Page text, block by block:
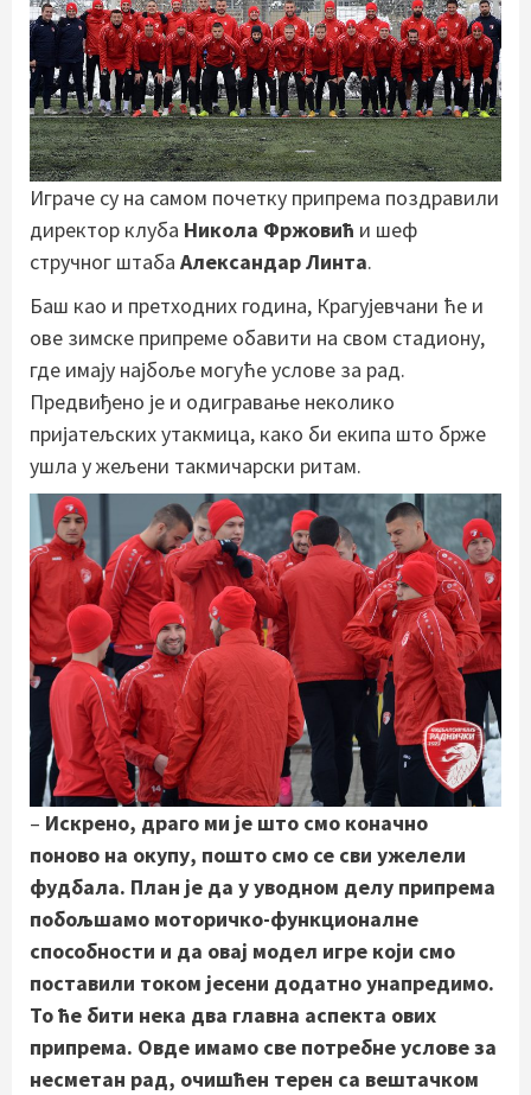
Играче су на самом почетку припрема поздравили
директор клуба Никола Фржовић и шеф
стручног штаба Александар Линта.
Баш као и претходних година, Крагујевчани ће и
ове зимске припреме обавити на свом стадиону,
где имају најбоље могуће услове за рад.
Предвиђено је и одигравање неколико
пријатељских утакмица, како би екипа што брже
ушла у жељени такмичарски ритам.
– Искрено, драго ми је што смо коначно
поново на окупу, пошто смо се сви ужелели
фудбала. План је да у уводном делу припрема
побољшамо моторичко-функционалне
способности и да овај модел игре који смо
поставили током јесени додатно унапредимо.
То ће бити нека два главна аспекта ових
припрема. Овде имамо све потребне услове за
несметан рад, очишћен терен са вештачком